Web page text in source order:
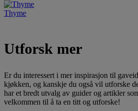
Thyme
Utforsk mer
Er du interessert i mer inspirasjon til
kjøkken, og kanskje du også vil utforske
har et bredt utvalg av guider og artikler
velkommen til å ta en titt og utforske!